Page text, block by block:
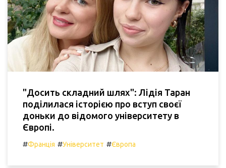
"Досить складний шлях": Лідія Таран
поділилася історією про вступ своєї
доньки до відомого університету в
Європі.
#Франція #Університет #Європа